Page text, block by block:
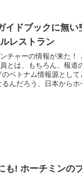
イドブックに無い
レストラン
チャーの情報が来た！
とは、もちろん、報道
ベトナム情報源とし
んだろう、日本からホ
も! ホーチミンの